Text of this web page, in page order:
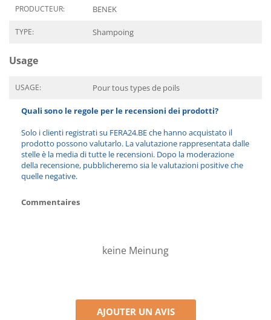
PRODUCTEUR: BENEK
TYPE: Shampoing
Usage
USAGE: Pour tous types de poils
Quali sono le regole per le recensioni dei prodotti?
Solo i clienti registrati su FERA24.BE che hanno acquistato il
prodotto possono valutarlo. La valutazione rappresentata dalle
stelle è la media di tutte le recensioni. Dopo la moderazione
della recensione, pubblicheremo sia le valutazioni positive che
quelle negative.
Commentaires
keine Meinung
AJOUTER UN AVIS